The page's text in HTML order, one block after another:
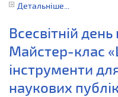
Детальніше...
Всесвітній
Майстер-клас
інструменти
наукових